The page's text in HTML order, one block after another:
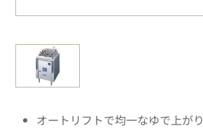
オートリフトで均一なゆで上がり